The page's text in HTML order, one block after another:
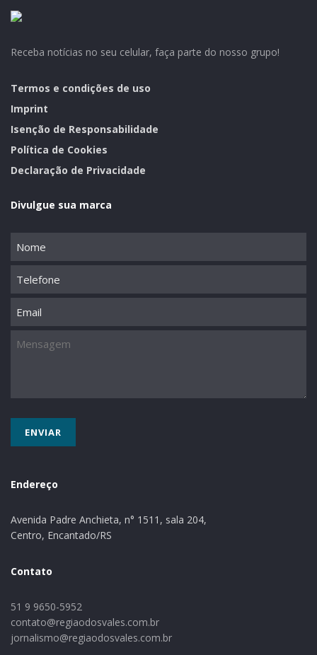
Receba notícias no seu celular, faça parte do nosso grupo!
Termos e condições de uso
Imprint
Isenção de Responsabilidade
Política de Cookies
Declaração de Privacidade
Divulgue sua marca
Telefone
Email
Mensagem
Endereço
Avenida Padre Anchieta, n° 1511, sala 204,
Centro, Encantado/RS
Contato
51 9 9650-5952
contato@regiaodosvales.com.br
jornalismo@regiaodosvales.com.br